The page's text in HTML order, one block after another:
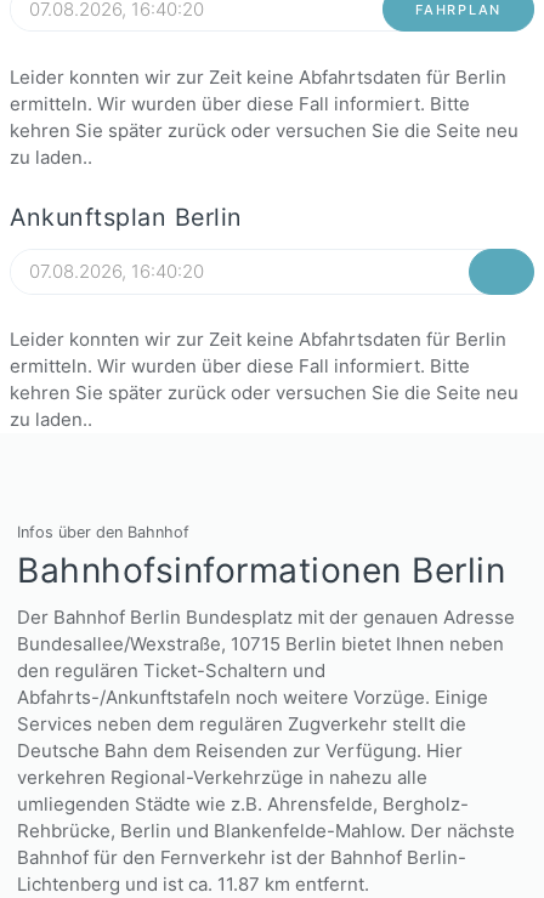
FAHRPLAN
Leider konnten wir zur Zeit keine Abfahrtsdaten für Berlin
ermitteln. Wir wurden über diese Fall informiert. Bitte
kehren Sie später zurück oder versuchen Sie die Seite neu
zu laden..
Ankunftsplan Berlin
Leider konnten wir zur Zeit keine Abfahrtsdaten für Berlin
ermitteln. Wir wurden über diese Fall informiert. Bitte
kehren Sie später zurück oder versuchen Sie die Seite neu
zu laden..
Infos über den Bahnhof
Bahnhofsinformationen Berlin
Der Bahnhof Berlin Bundesplatz mit der genauen Adresse
Bundesallee/Wexstraße, 10715 Berlin bietet Ihnen neben
den regulären Ticket-Schaltern und
Abfahrts-/Ankunftstafeln noch weitere Vorzüge. Einige
Services neben dem regulären Zugverkehr stellt die
Deutsche Bahn dem Reisenden zur Verfügung. Hier
verkehren Regional-Verkehrzüge in nahezu alle
umliegenden Städte wie z.B. Ahrensfelde, Bergholz-
Rehbrücke, Berlin und Blankenfelde-Mahlow. Der nächste
Bahnhof für den Fernverkehr ist der Bahnhof Berlin-
Lichtenberg und ist ca. 11.87 km entfernt.